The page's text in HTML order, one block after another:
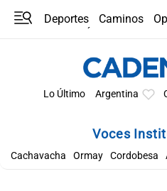
Deportes Caminos
Lo Último Argentina
Voces
Cachavacha Ormay Cordobesa